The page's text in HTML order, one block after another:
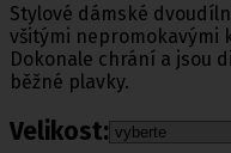
Stylové dámské
všitými nepromokavými
Dokonale chrání a jsou
běžné plavky.
Velikost: